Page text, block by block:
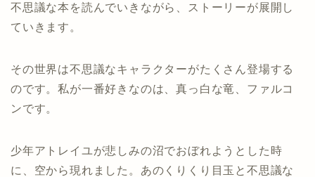
不思議な本を読んでいきながら、ストーリーが展開し
ていきます。
その世界は不思議なキャラクターがたくさん登場する
のです。私が一番好きなのは、真っ白な竜、ファルコ
ンです。
少年アトレイユが悲しみの沼でおぼれようとした時
に、空から現れました。あのくりくり目玉と不思議な